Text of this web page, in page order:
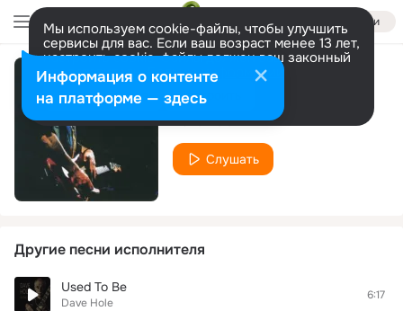
Войти
Мы используем cookie-файлы, чтобы улучшить
сервисы для вас. Если ваш возраст менее 13 лет,
настроить cookie-файлы должен ваш законный
представитель. Больше информации
Разрешить все Настроить
Me and My Guitar
Dave Hole
Слушать
Другие песни исполнителя
Used To Be
Dave Hole
6:17
Информация о контенте
на платформе — здесь